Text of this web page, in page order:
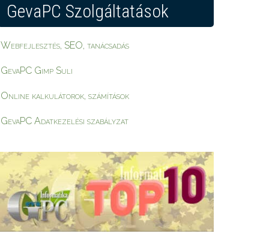
GevaPC Szolgáltatások
Webfejlesztés, SEO, tanácsadás
GevaPC Gimp Suli
Online kalkulátorok, számítások
GevaPC Adatkezelési szabályzat